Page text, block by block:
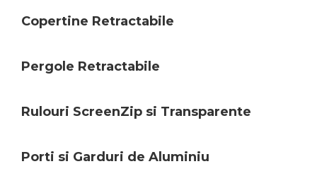
Copertine Retractabile
Pergole Retractabile
Rulouri ScreenZip si Transparente
Porti si Garduri de Aluminiu